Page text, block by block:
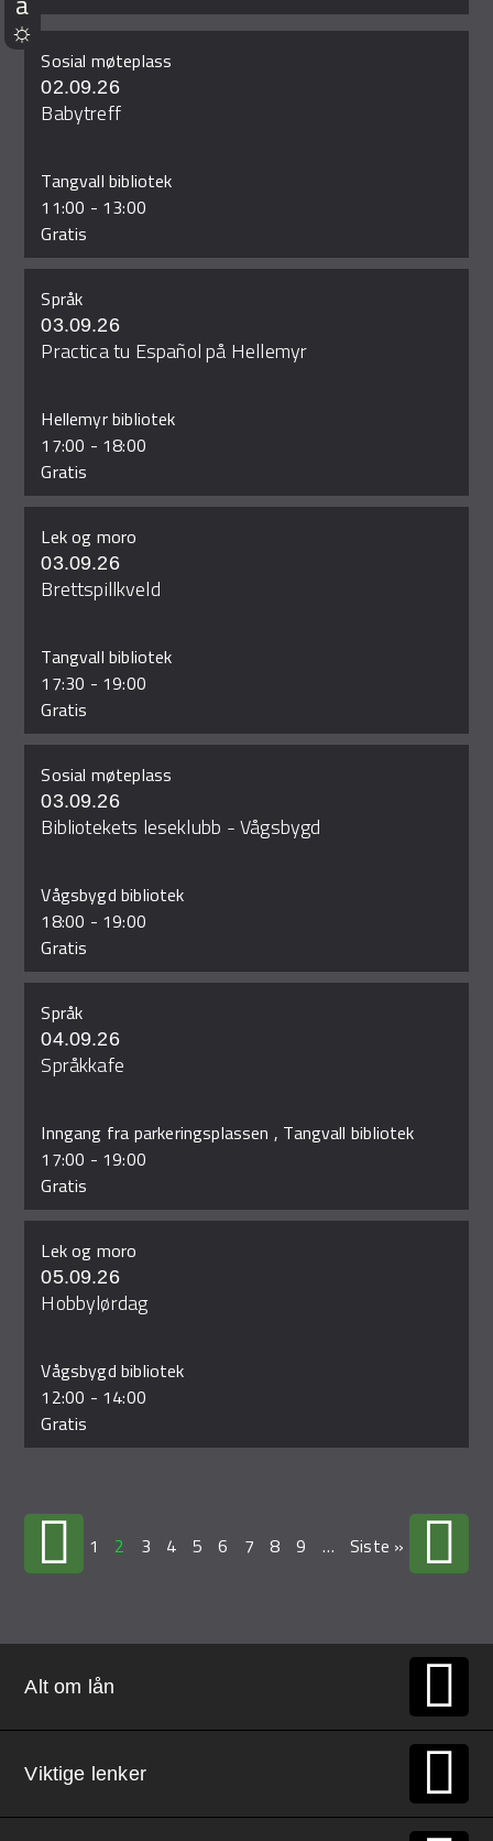
Sosial møteplass
02.09.26
Babytreff
Tangvall bibliotek
11:00 - 13:00
Gratis
Språk
03.09.26
Practica tu Español på Hellemyr
Hellemyr bibliotek
17:00 - 18:00
Gratis
Lek og moro
03.09.26
Brettspillkveld
Tangvall bibliotek
17:30 - 19:00
Gratis
Sosial møteplass
03.09.26
Bibliotekets leseklubb - Vågsbygd
Vågsbygd bibliotek
18:00 - 19:00
Gratis
Språk
04.09.26
Språkkafe
Inngang fra parkeringsplassen , Tangvall bibliotek
17:00 - 19:00
Gratis
Lek og moro
05.09.26
Hobbylørdag
Vågsbygd bibliotek
12:00 - 14:00
Gratis
1 2 3 4 5 6 7 8 9 … Siste »
Alt om lån
Viktige lenker